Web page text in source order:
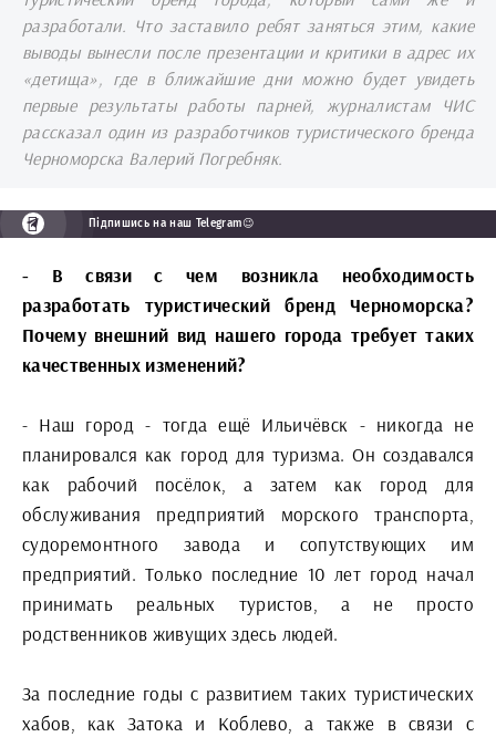
разработали. Что заставило ребят заняться этим, какие
выводы вынесли после презентации и критики в адрес их
«детища», где в ближайшие дни можно будет увидеть
первые результаты работы парней, журналистам ЧИС
рассказал один из разработчиков туристического бренда
Черноморска Валерий Погребняк.
Підпишись на наш Telegram😉
- В связи с чем возникла необходимость
разработать туристический бренд Черноморска?
Почему внешний вид нашего города требует таких
качественных изменений?
- Наш город - тогда ещё Ильичёвск - никогда не
планировался как город для туризма. Он создавался
как рабочий посёлок, а затем как город для
обслуживания предприятий морского транспорта,
судоремонтного завода и сопутствующих им
предприятий. Только последние 10 лет город начал
принимать реальных туристов, а не просто
родственников живущих здесь людей.
За последние годы с развитием таких туристических
хабов, как Затока и Коблево, а также в связи с